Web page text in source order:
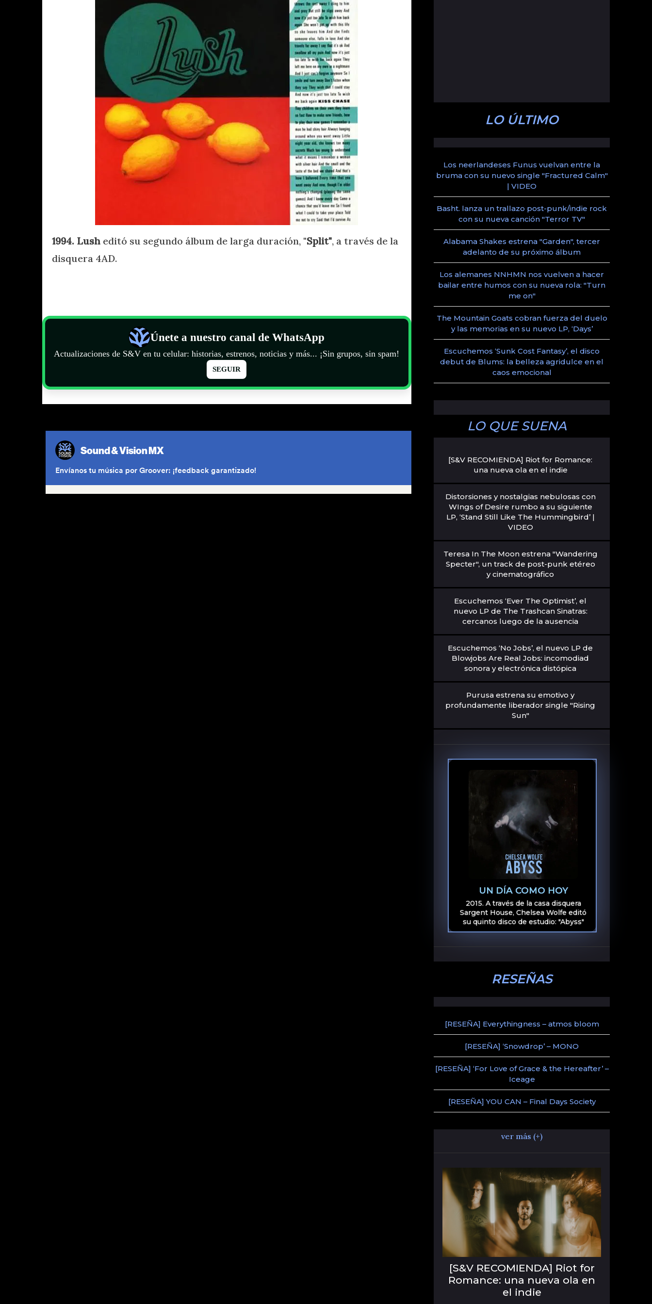
1994. Lush editó su segundo álbum de larga duración, "Split", a través de la
disquera 4AD.
Únete a nuestro canal de WhatsApp
Actualizaciones de S&V en tu celular: historias, estrenos, noticias y más... ¡Sin grupos, sin spam!
SEGUIR
LO ÚLTIMO
Los neerlandeses Funus vuelvan entre la
bruma con su nuevo single "Fractured Calm"
| VIDEO
Basht. lanza un trallazo post-punk/indie rock
con su nueva canción "Terror TV"
Alabama Shakes estrena "Garden", tercer
adelanto de su próximo álbum
Los alemanes NNHMN nos vuelven a hacer
bailar entre humos con su nueva rola: "Turn
me on"
The Mountain Goats cobran fuerza del duelo
y las memorias en su nuevo LP, ‘Days’
Escuchemos ‘Sunk Cost Fantasy’, el disco
debut de Blums: la belleza agridulce en el
caos emocional
LO QUE SUENA
[S&V RECOMIENDA] Riot for Romance:
una nueva ola en el indie
Distorsiones y nostalgias nebulosas con
WIngs of Desire rumbo a su siguiente
LP, ‘Stand Still Like The Hummingbird’ |
VIDEO
Teresa In The Moon estrena "Wandering
Specter", un track de post-punk etéreo
y cinematográfico
Escuchemos ‘Ever The Optimist’, el
nuevo LP de The Trashcan Sinatras:
cercanos luego de la ausencia
Escuchemos ‘No Jobs’, el nuevo LP de
Blowjobs Are Real Jobs: incomodiad
sonora y electrónica distópica
Purusa estrena su emotivo y
profundamente liberador single "Rising
Sun"
UN DÍA COMO HOY
2015. A través de la casa disquera
Sargent House, Chelsea Wolfe editó
su quinto disco de estudio: "Abyss"
RESEÑAS
[RESEÑA] Everythingness – atmos bloom
[RESEÑA] ‘Snowdrop’ – MONO
[RESEÑA] ‘For Love of Grace & the Hereafter’ –
Iceage
[RESEÑA] YOU CAN – Final Days Society
ver más (+)
[S&V RECOMIENDA] Riot for
Romance: una nueva ola en
el indie